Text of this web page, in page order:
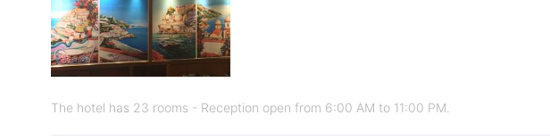
The hotel has 23 rooms - Reception open from 6:00 AM to 11:00 PM.